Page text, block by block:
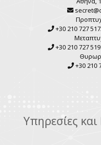
+30 210 727
+30 210 727
+30 210
Υπηρεσίες